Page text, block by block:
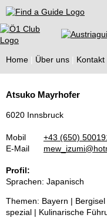
Find a Guide
Home Über uns Kontakt
Guides
Atsuko Mayrhofer
6020 Innsbruck
Mobil
+43 (650)
E-Mail
Profil:
Sprachen: Japanisch
Themen: Bayern |
spezial | Kulinarische